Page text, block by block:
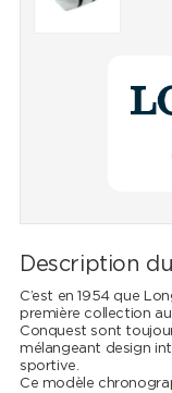
Description
C’est en 1954 que
première collection
Conquest sont
mélangeant design
sportive.
Ce modèle